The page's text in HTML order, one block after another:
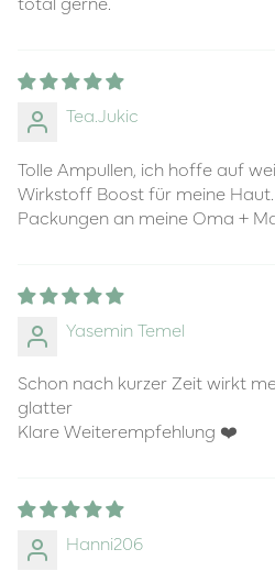
Tea.Jukic
Tolle Ampullen, ich hoffe auf
Wirkstoff Boost für meine
Packungen an meine Oma +
Yasemin Temel
Schon nach kurzer Zeit wirkt
glatter
Klare Weiterempfehlung ❤️
Hanni206